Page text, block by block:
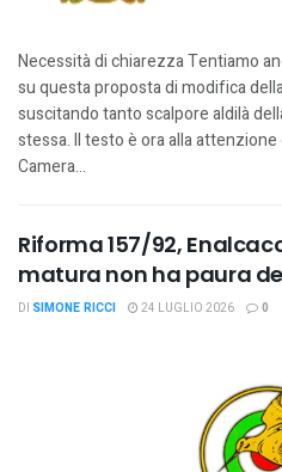
Necessità di chiarezza Tentiamo
su questa proposta di modifica
suscitando tanto scalpore aldilà
stessa. Il testo è ora alla
Camera...
Riforma 157/92,
matura non ha paura
DI SIMONE RICCI 24 LUGLIO 2026 0